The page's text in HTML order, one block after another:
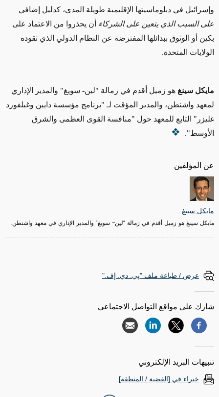
عن المؤلفين
مايكل سينغ
مايكل سينغ هو زميل أقدم في زمالة “لين- سويغ” والمدير الإداري في معهد واشنطن.
وإسرائيل في دبلوماسيتها الإقليمية طويلة المدى، كدليل إضافي
على السبب الذي يتعين على الشركاء أن يحذروا من الاعتماد على
بكين أو الوثوق ببدائلها المفترضة عن النظام الدولي الذي تقوده
الولايات المتحدة.
مايكل سينغ هو زميل أقدم في زمالة "لين- سويغ" والمدير الإداري
لمعهد واشنطن، والمدير المؤقت لـ "برنامج مؤسسة دايين وغيلفورد
غليزر" التابع للمعهد حول "منافسة القوى العظمى والشرق
الأوسط".
عرض / طباعة ملف "پي. دي. إف."
شارك على مواقع التواصل الاجتماعي
تنبيهات البريد الإلكتروني
خبراء في [القضية / المنطقة]